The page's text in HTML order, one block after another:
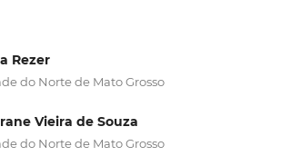
Rezer
do Norte de Mato Grosso
Vieira de Souza
do Norte de Mato Grosso